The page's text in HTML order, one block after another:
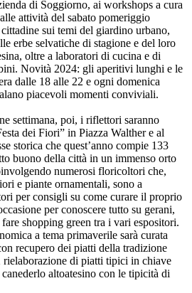
di Soggiorno, ai workshops a cura
attività del sabato pomeriggio
sui temi del giardino urbano,
erbe selvatiche di stagione e del loro
oltre a laboratori di cucina e di
Novità 2024: gli aperitivi lunghi e le
dalle 18 alle 22 e ogni domenica
piacevoli momenti conviviali.
settimana, poi, i riflettori saranno
dei Fiori” in Piazza Walther e al
storica che quest’anno compie 133
buono della città in un immenso orto
numerosi floricoltori che,
e piante ornamentali, sono a
per consigli su come curare il proprio
per conoscere tutto su gerani,
shopping green tra i vari espositori.
a tema primaverile sarà curata
recupero dei piatti della tradizione
rielaborazione di piatti tipici in chiave
altoatesino con le tipicità di